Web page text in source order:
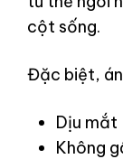
cột sống.
Đặc biệt,
Dịu mắt
Không